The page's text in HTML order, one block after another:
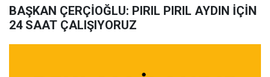
BAŞKAN ÇERÇİOĞLU: PIRIL PIRIL AYDIN İÇİN
24 SAAT ÇALIŞIYORUZ